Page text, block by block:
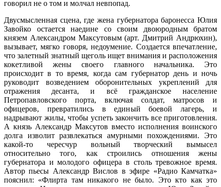
говорил не о том и молчал невпопад.
Двусмысленная сцена, где жена губернатора баронесса Юлия
Завойко остается наедине со своим двоюродным братом
князем Александром Максутовым (арт. Дмитрий Андрюхин),
вызывает, мягко говоря, недоумение. Создается впечатление,
что залетный знатный щеголь ищет внимания и расположения
кокетливой жены своего главного начальника. Это
происходит в то время, когда сам губернатор день и ночь
руководит возведением оборонительных укреплений для
отражения десанта, и всё гражданское население
Петропавловского порта, включая солдат, матросов и
офицеров, превратились в единый боевой лагерь, и
надрывают жилы, чтобы успеть закончить все приготовления.
А князь Александр Максутов вместо исполнения воинского
долга изволит развлекаться амурными похождениями. Это
какой-то чересчур вольный творческий вымысел
относительно того, как строились отношения жены
губернатора и молодого офицера в столь тревожное время.
Автор пьесы Александр Вислов в эфире «Радио Камчатка»
пояснил: «Флирта там никакого не было. Это кто как это